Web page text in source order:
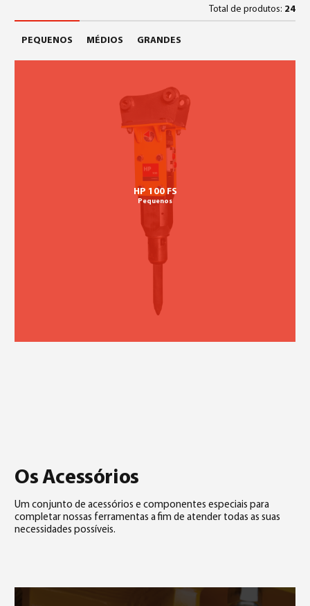
PEQUENOS MÉDIOS GRANDES
Total de produtos: 24
HP 100 FS
Pequenos
Os Acessórios
Um conjunto de acessórios e componentes especiais para
completar nossas ferramentas a fim de atender todas as suas
necessidades possíveis.